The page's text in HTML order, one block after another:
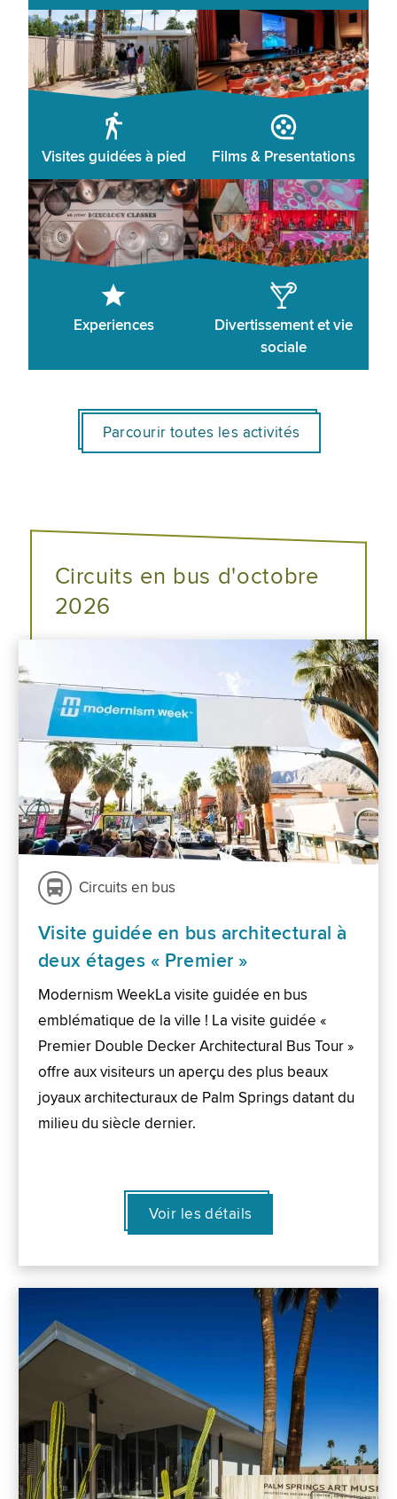
Visites guidées à pied Films & Presentations
Experiences
Divertissement et vie
sociale
Parcourir toutes les activités
Circuits en bus d'octobre
2026
Circuits en bus
Visite guidée en bus architectural à
deux étages « Premier »
Modernism WeekLa visite guidée en bus
emblématique de la ville ! La visite guidée «
Premier Double Decker Architectural Bus Tour »
offre aux visiteurs un aperçu des plus beaux
joyaux architecturaux de Palm Springs datant du
milieu du siècle dernier.
Voir les détails